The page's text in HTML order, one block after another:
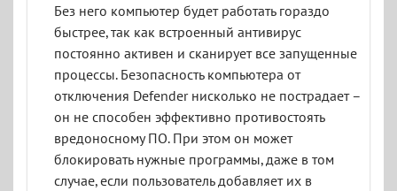
Без него компьютер будет работать гораздо
быстрее, так как встроенный антивирус
постоянно активен и сканирует все запущенные
процессы. Безопасность компьютера от
отключения Defender нисколько не пострадает –
он не способен эффективно противостоять
вредоносному ПО. При этом он может
блокировать нужные программы, даже в том
случае, если пользователь добавляет их в